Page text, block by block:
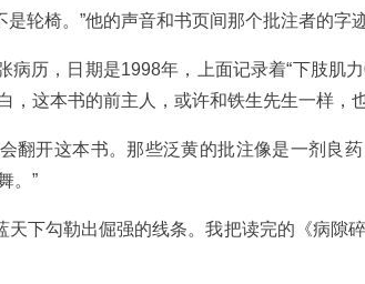
轮椅。”他的声音和书页间那个批注者的字
历，日期是1998年，上面记录着“下肢肌
这本书的前主人，或许和铁生先生一样，
翻开这本书。那些泛黄的批注像是一剂良
。”
天下勾勒出倔强的线条。我把读完的《病隙